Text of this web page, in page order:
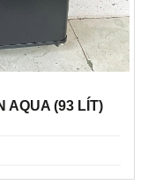
AQUA (93 LÍT)